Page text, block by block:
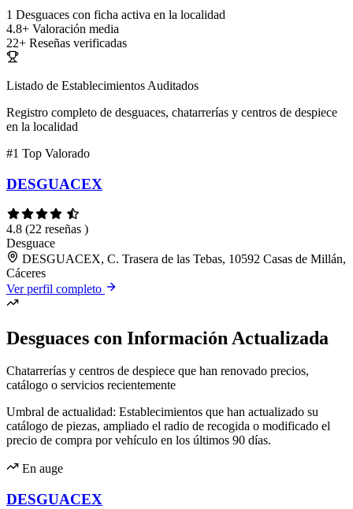
1 Desguaces con ficha activa en la localidad
4.8+ Valoración media
22+ Reseñas verificadas
Listado de Establecimientos Auditados
Registro completo de desguaces, chatarrerías y centros de despiece
en la localidad
#1 Top Valorado
DESGUACEX
4.8 (22 reseñas )
Desguace
DESGUACEX, C. Trasera de las Tebas, 10592 Casas de Millán,
Cáceres
Ver perfil completo
Desguaces con Información Actualizada
Chatarrerías y centros de despiece que han renovado precios,
catálogo o servicios recientemente
Umbral de actualidad: Establecimientos que han actualizado su
catálogo de piezas, ampliado el radio de recogida o modificado el
precio de compra por vehículo en los últimos 90 días.
En auge
DESGUACEX